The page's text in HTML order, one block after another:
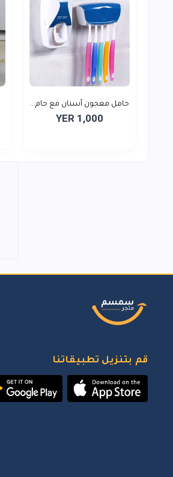
حامل معجون أسنان مع حام...
YER 1,000
قم بتنزيل تطبيقاتنا